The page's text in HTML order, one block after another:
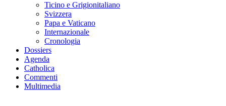
Ticino e Grigionitaliano
Svizzera
Papa e Vaticano
Internazionale
Cronologia
Dossiers
Agenda
Catholica
Commenti
Multimedia